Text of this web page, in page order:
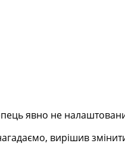
явно не
вирішив